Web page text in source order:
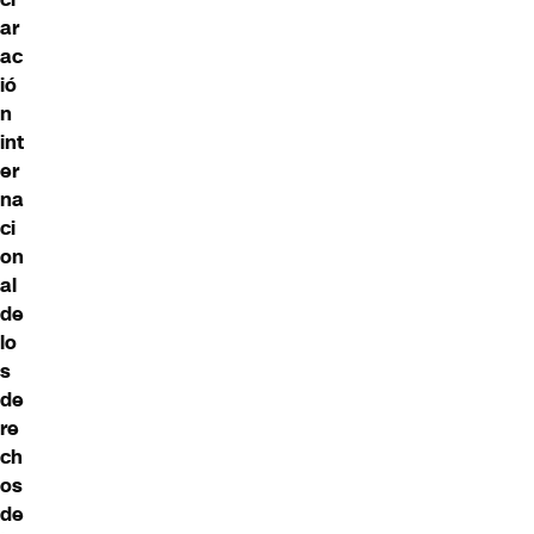
ar
ac
ió
n
int
er
na
ci
on
al
de
lo
s
de
re
ch
os
de